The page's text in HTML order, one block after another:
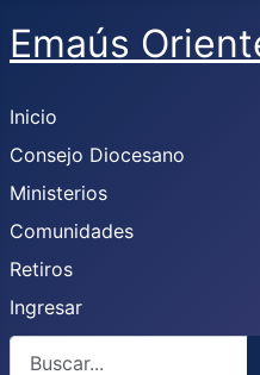
Emaús
Inicio
Consejo Diocesano
Ministerios
Comunidades
Retiros
Ingresar